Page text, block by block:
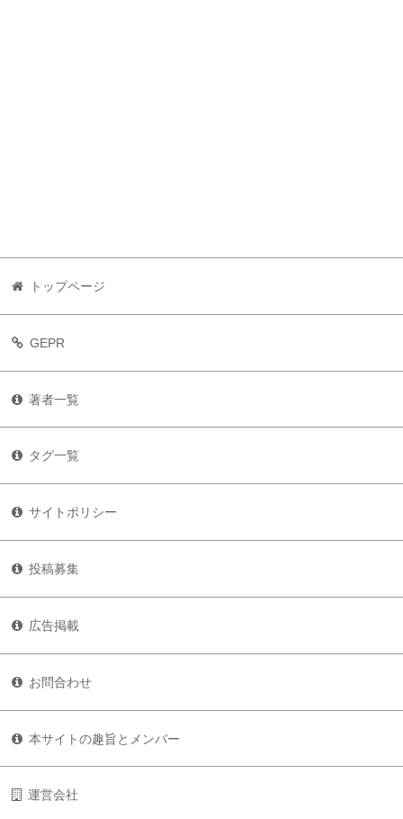
トップページ
GEPR
著者一覧
タグ一覧
サイトポリシー
投稿募集
広告掲載
お問合わせ
本サイトの趣旨とメンバー
運営会社